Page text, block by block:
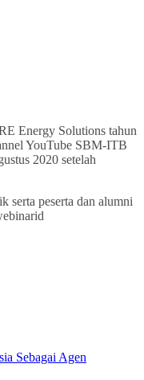
Energy Solutions tahun
YouTube SBM-ITB
2020 setelah
serta peserta dan alumni
Sebagai Agen